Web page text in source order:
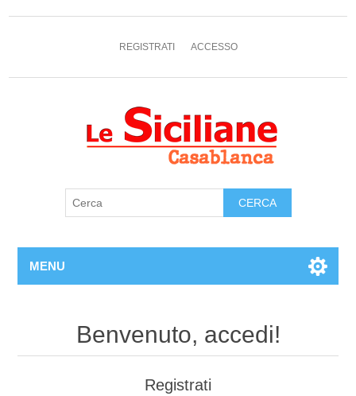
REGISTRATI ACCESSO
MENU
Benvenuto, accedi!
Registrati